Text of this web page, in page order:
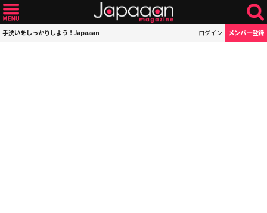
手洗いをしっかりしよう！Japaaan ログイン メンバー登録